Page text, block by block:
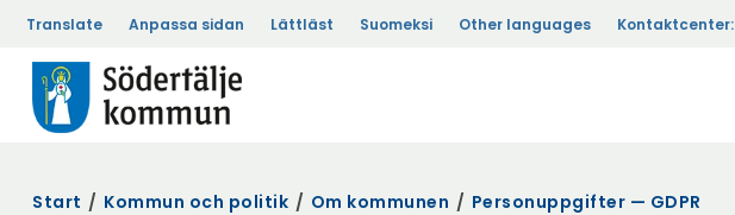
Translate Anpassa sidan Lättläst Suomeksi Other languages Kontaktcenter:
Start / Kommun och politik / Om kommunen / Personuppgifter — GDPR